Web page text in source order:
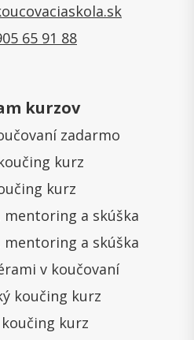
65 91 88
kurzov
zadarmo
kurz
kurz
mentoring a skúška
mentoring a skúška
v koučovaní
koučing kurz
kurz